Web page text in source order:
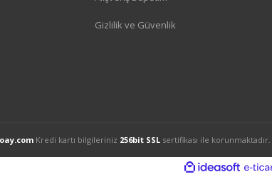
Gizlilik ve Güvenlik
Kredi kartı bilgileriniz 256bit SSL sertifikası ile korunmaktadır.
ideasoft